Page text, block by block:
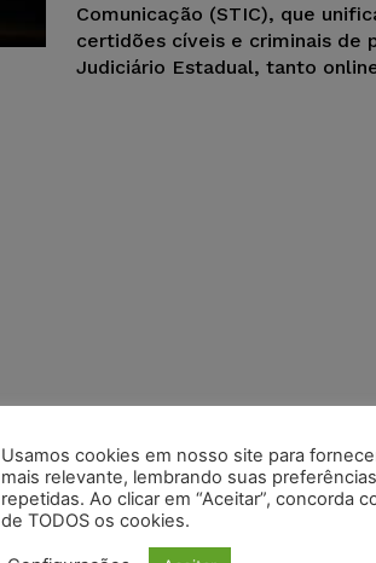
Comunicação (STIC), que
certidões cíveis e criminais de
Judiciário Estadual, tanto
Usamos cookies em nosso site para
mais relevante, lembrando suas
repetidas. Ao clicar em “Aceitar”, concorda
de TODOS os cookies.